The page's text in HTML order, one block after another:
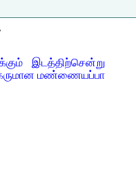
இடத்திற்சென்று
மண்ணையப்பா